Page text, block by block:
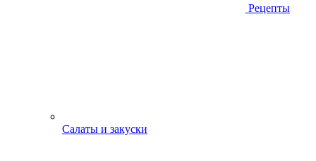
Рецепты
Салаты и закуски